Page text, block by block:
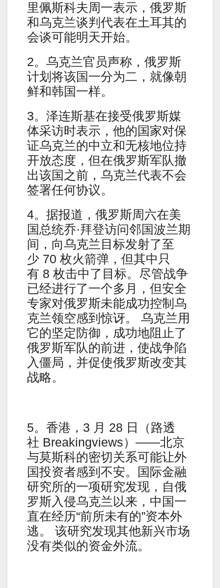
里佩斯科夫周一表示，俄罗斯
和乌克兰谈判代表在土耳其的
会谈可能明天开始。
2。乌克兰官员声称，俄罗斯
计划将该国一分为二，就像朝
鲜和韩国一样。
3。泽连斯基在接受俄罗斯媒
体采访时表示，他的国家对保
证乌克兰的中立和无核地位持
开放态度，但在俄罗斯军队撤
出该国之前，乌克兰代表不会
签署任何协议。
4。据报道，俄罗斯周六在美
国总统乔·拜登访问邻国波兰期
间，向乌克兰目标发射了至
少 70 枚火箭弹，但其中只
有 8 枚击中了目标。尽管战争
已经进行了一个多月，但安全
专家对俄罗斯未能成功控制乌
克兰领空感到惊讶。 乌克兰用
它的坚定防御，成功地阻止了
俄罗斯军队的前进，使战争陷
入僵局，并促使俄罗斯改变其
战略。
5。香港，3 月 28 日（路透
社 Breakingviews）——北京
与莫斯科的密切关系可能让外
国投资者感到不安。国际金融
研究所的一项研究发现，自俄
罗斯入侵乌克兰以来，中国一
直在经历“前所未有的”资本外
逃。 该研究发现其他新兴市场
没有类似的资金外流。